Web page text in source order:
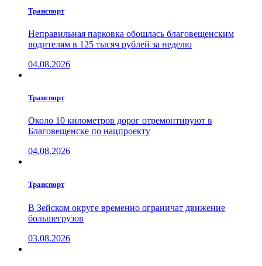
Транспорт
Неправильная парковка обошлась благовещенским
водителям в 125 тысяч рублей за неделю
04.08.2026
Транспорт
Около 10 километров дорог отремонтируют в
Благовещенске по нацпроекту
04.08.2026
Транспорт
В Зейском округе временно ограничат движение
большегрузов
03.08.2026